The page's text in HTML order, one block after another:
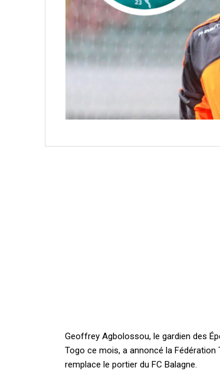
Geoffrey Agbolossou, le gardien des
Togo ce mois, a annoncé la Fédération
remplace le portier du FC Balagne.